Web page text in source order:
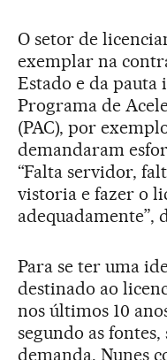
O setor de
exemplar na
Estado e da pauta
Programa de
(PAC), por
demandaram
“Falta servidor,
vistoria e fazer o
adequadamente”,
Para se ter uma
destinado ao
nos últimos 10
segundo as
demanda. Nunes